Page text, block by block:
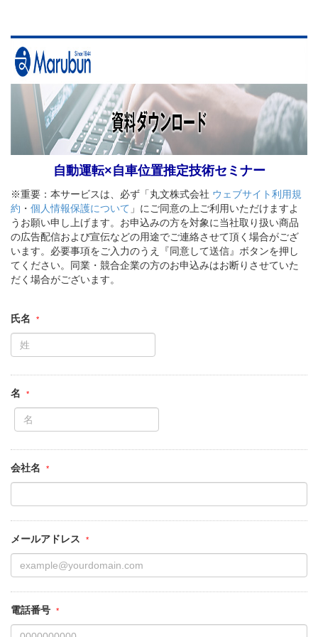
自動運転×自車位置推定技術セミナー
※重要：本サービスは、必ず「丸文株式会社 ウェブサイト利用規
約 ・ 個人情報保護について 」にご同意の上ご利用いただけますよ
うお願い申し上げます。お申込みの方を対象に当社取り扱い商品
の広告配信および宣伝などの用途でご連絡させて頂く場合がござ
います。必要事項をご入力のうえ『同意して送信』ボタンを押し
てください。同業・競合企業の方のお申込みはお断りさせていた
だく場合がございます。
氏名
名
会社名
メールアドレス
電話番号